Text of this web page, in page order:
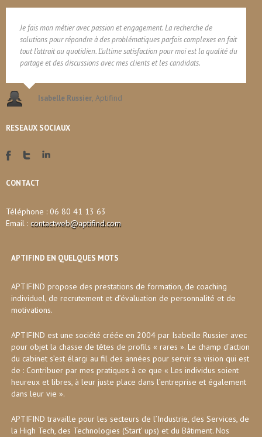
Je fais mon métier avec passion et engagement. La recherche de
solutions pour répondre à des problématiques parfois complexes en fait
tout l’attrait au quotidien. L’ultime satisfaction pour moi est la qualité du
partage et des discussions avec mes clients et les candidats.
Isabelle Russier, Aptifind
RESEAUX SOCIAUX
CONTACT
Téléphone : 06 80 41 13 63
Email : contactweb@aptifind.com
APTIFIND EN QUELQUES MOTS
APTIFIND propose des prestations de formation, de coaching
individuel, de recrutement et d’évaluation de personnalité et de
motivations.
APTIFIND est une société créée en 2004 par Isabelle Russier avec
pour objet la chasse de têtes de profils « rares ». Le champ d’action
du cabinet s’est élargi au fil des années pour servir sa vision qui est
de : Contribuer par mes pratiques à ce que « Les individus soient
heureux et libres, à leur juste place dans l’entreprise et également
dans leur vie ».
APTIFIND travaille pour les secteurs de l’Industrie, des Services, de
la High Tech, des Technologies (Start’ ups) et du Bâtiment. Nos